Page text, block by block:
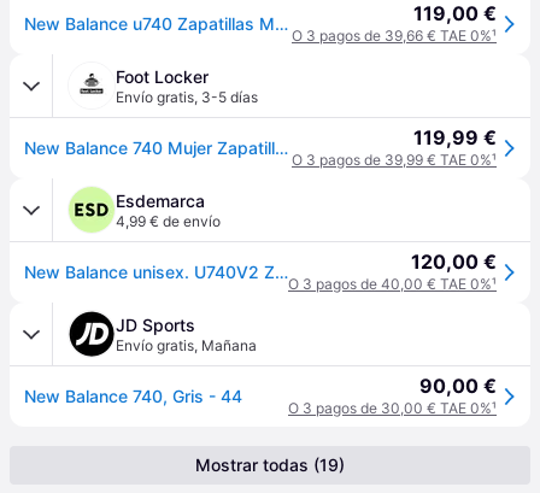
New Balance u740 Zapatillas Mujer - Gris - 34 119,00 €
O 3 pagos de 39,66 € TAE 0%¹
Foot Locker
Envío gratis, 3-5 días
New Balance 740 Mujer Zapatillas - Gris - Talla 37 - Malla/sintético - Grey 119,99 €
O 3 pagos de 39,99 € TAE 0%¹
Esdemarca
4,99 € de envío
New Balance unisex. U740V2 Zapatillas 740 gris (40), Plano, Cordones, Deportivo - Gris 120,00 €
O 3 pagos de 40,00 € TAE 0%¹
JD Sports
Envío gratis, Mañana
New Balance 740, Gris - 44 90,00 €
O 3 pagos de 30,00 € TAE 0%¹
Mostrar todas (19)